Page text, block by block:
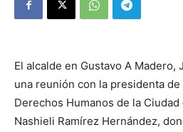
El alcalde en Gustavo A Madero,
una reunión con la presidenta
Derechos Humanos de la
Nashieli Ramírez Hernández,